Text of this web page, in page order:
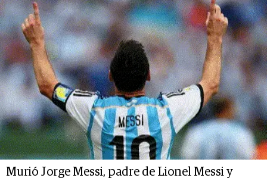
Murió Jorge Messi, padre de Lionel Messi y